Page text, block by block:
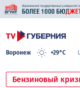
Воронеж +29°C
Бензиновый